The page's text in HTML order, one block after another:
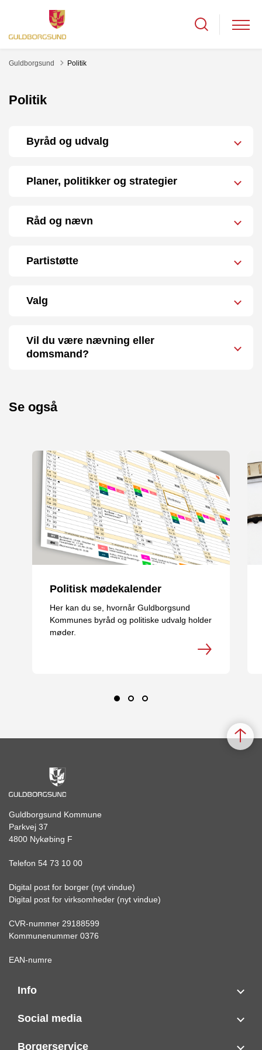
Guldborgsund Politik
Politik
Byråd og udvalg
Planer, politikker og strategier
Råd og nævn
Partistøtte
Valg
Vil du være nævning eller
domsmand?
Se også
Politisk mødekalender
Her kan du se, hvornår Guldborgsund
Kommunes byråd og politiske udvalg holder
møder.
Guldborgsund Kommune
Parkvej 37
4800 Nykøbing F
Telefon 54 73 10 00
Digital post for borger (nyt vindue)
Digital post for virksomheder (nyt vindue)
CVR-nummer 29188599
Kommunenummer 0376
EAN-numre
Info
Social media
Borgerservice